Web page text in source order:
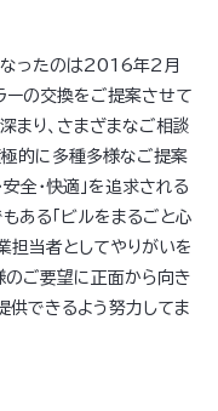
なったのは2016年2月
ーの交換をご提案させて
まり、さまざまなご相談
極的に多種多様なご提案
全・快適」を追求される
ある「ビルをまるごと心
担当者としてやりがいを
のご要望に正面から向き
供できるよう努力してま